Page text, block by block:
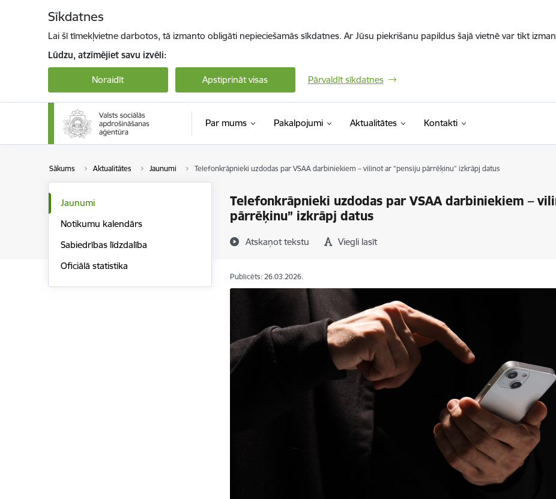
Sīkdatnes
Lai šī tīmekļvietne darbotos, tā izmanto obligāti nepieciešamās sīkdatnes. Ar Jūsu piekrišanu papildus šajā vietnē var tikt
Lūdzu, atzīmējiet savu izvēli:
Noraidīt Apstiprināt visas Pārvaldīt sīkdatnes
Par mums Pakalpojumi Aktualitātes Kontakti
Sākums Aktualitātes Jaunumi Telefonkrāpnieki uzdodas par VSAA darbiniekiem – vilinot ar “pensiju pārrēķinu” izkrāpj datus
Telefonkrāpnieki uzdodas par VSAA darbiniekiem –
pārrēķinu” izkrāpj datus
Atskaņot tekstu Viegli lasīt
Jaunumi
Notikumu kalendārs
Sabiedrības līdzdalība
Oficiālā statistika
Publicēts: 26.03.2026.